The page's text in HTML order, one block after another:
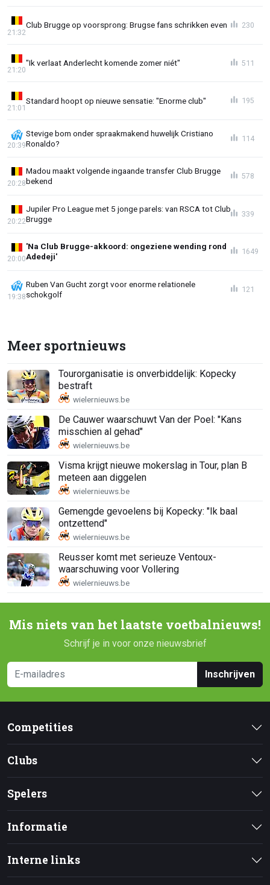
Club Brugge op voorsprong: Brugse fans schrikken even
21:32
230
"Ik verlaat Anderlecht komende zomer niét"
21:20
511
Standard hoopt op nieuwe sensatie: "Enorme club"
21:01
195
Stevige bom onder spraakmakend huwelijk Cristiano
Ronaldo?
20:39
114
Madou maakt volgende ingaande transfer Club Brugge
bekend
20:28
578
Jupiler Pro League met 5 jonge parels: van RSCA tot Club
Brugge
20:22
339
'Na Club Brugge-akkoord: ongeziene wending rond
Adedeji'
20:00
1649
Ruben Van Gucht zorgt voor enorme relationele
schokgolf
19:38
121
Meer sportnieuws
Tourorganisatie is onverbiddelijk: Kopecky
bestraft
De Cauwer waarschuwt Van der Poel: "Kans
misschien al gehad"
Visma krijgt nieuwe mokerslag in Tour, plan B
meteen aan diggelen
Gemengde gevoelens bij Kopecky: "Ik baal
ontzettend"
Reusser komt met serieuze Ventoux-
waarschuwing voor Vollering
Mis niets van het laatste voetbalnieuws!
Schrijf je in voor onze nieuwsbrief
Inschrijven
Competities
Clubs
Spelers
Informatie
Interne links